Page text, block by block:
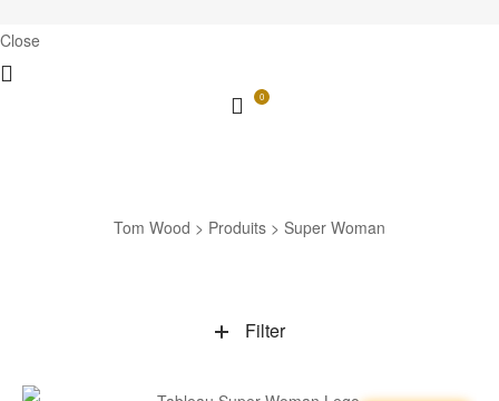
Close
0
Tom Wood > Produits > Super Woman
Filter